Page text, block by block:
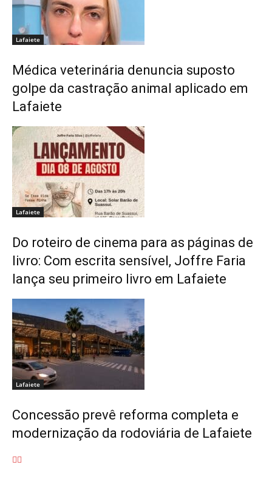
Lafaiete
Médica veterinária denuncia suposto
golpe da castração animal aplicado em
Lafaiete
Lafaiete
Do roteiro de cinema para as páginas de
livro: Com escrita sensível, Joffre Faria
lança seu primeiro livro em Lafaiete
Lafaiete
Concessão prevê reforma completa e
modernização da rodoviária de Lafaiete